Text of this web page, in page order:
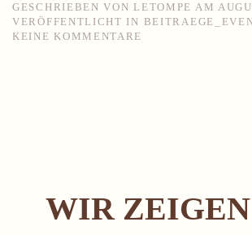
GESCHRIEBEN VONLETOMPE AM
VERÖFFENTLICHT IN
KEINE KOMMENTARE
WIR